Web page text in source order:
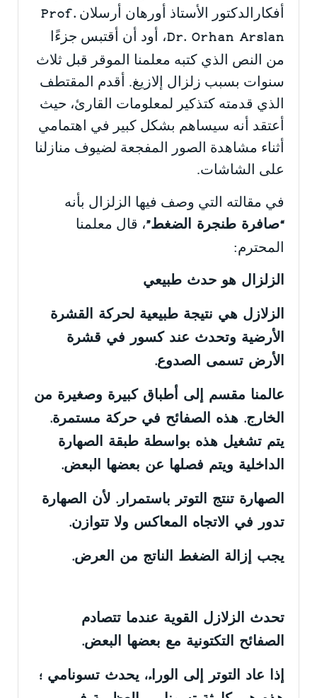
أفكارالدكتور الأستاذ أورهان أرسلان Prof.
Dr. Orhan Arslan، أود أن أقتبس جزءًا
من النص الذي كتبه معلمنا الموقر قبل ثلاث
سنوات بسبب زلزال إلازيغ. أقدم المقتطف
الذي قدمته كتذكير لمعلومات القارئ، حيث
أعتقد أنه سيساهم بشكل كبير في اهتمامي
أثناء مشاهدة الصور المفجعة لضيوف منازلنا
على الشاشات.
في مقالته التي وصف فيها الزلزال بأنه
“صافرة طنجرة الضغط”، قال معلمنا
المحترم:
الزلزال هو حدث طبيعي
الزلازل هي نتيجة طبيعية لحركة القشرة
الأرضية وتحدث عند كسور في قشرة
الأرض تسمى الصدوع.
عالمنا مقسم إلى أطباق كبيرة وصغيرة من
الخارج. هذه الصفائح في حركة مستمرة.
يتم تشغيل هذه بواسطة طبقة الصهارة
الداخلية ويتم فصلها عن بعضها البعض.
الصهارة تنتج التوتر باستمرار. لأن الصهارة
تدور في الاتجاه المعاكس ولا تتوازن.
يجب إزالة الضغط الناتج من العرض.
تحدث الزلازل القوية عندما تتصادم
الصفائح التكتونية مع بعضها البعض.
إذا عاد التوتر إلى الوراء، يحدث تسونامي ؛